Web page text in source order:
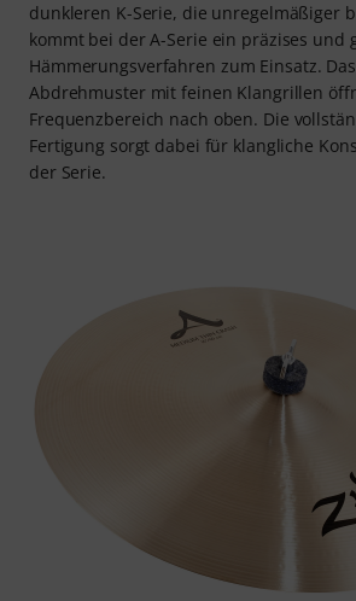
dunkleren K-Serie, die unregelmäßiger
kommt bei der A-Serie ein präzises und
Hämmerungsverfahren zum Einsatz.
Abdrehmuster mit feinen Klangrillen
Frequenzbereich nach oben. Die
Fertigung sorgt dabei für klangliche
der Serie.